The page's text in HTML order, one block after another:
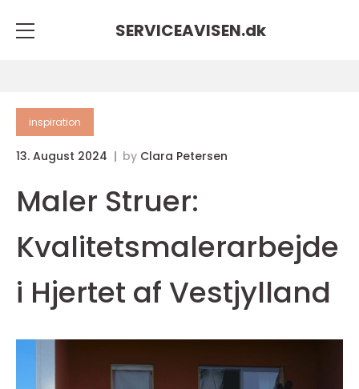
SERVICEAVISEN.dk
inspiration
13. August 2024 by Clara Petersen
Maler Struer:
Kvalitetsmalerarbejde
i Hjertet af Vestjylland